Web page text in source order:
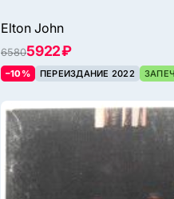
Elton John
65805922 ₽
–10% ПЕРЕИЗДАНИЕ 2022